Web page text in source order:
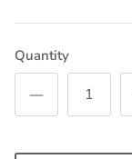
Quantity